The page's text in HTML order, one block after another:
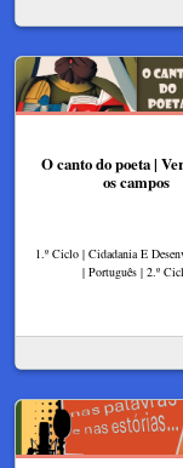
O canto do poeta |
os campos
1.º Ciclo | Cidadania E
| Português | 2.º